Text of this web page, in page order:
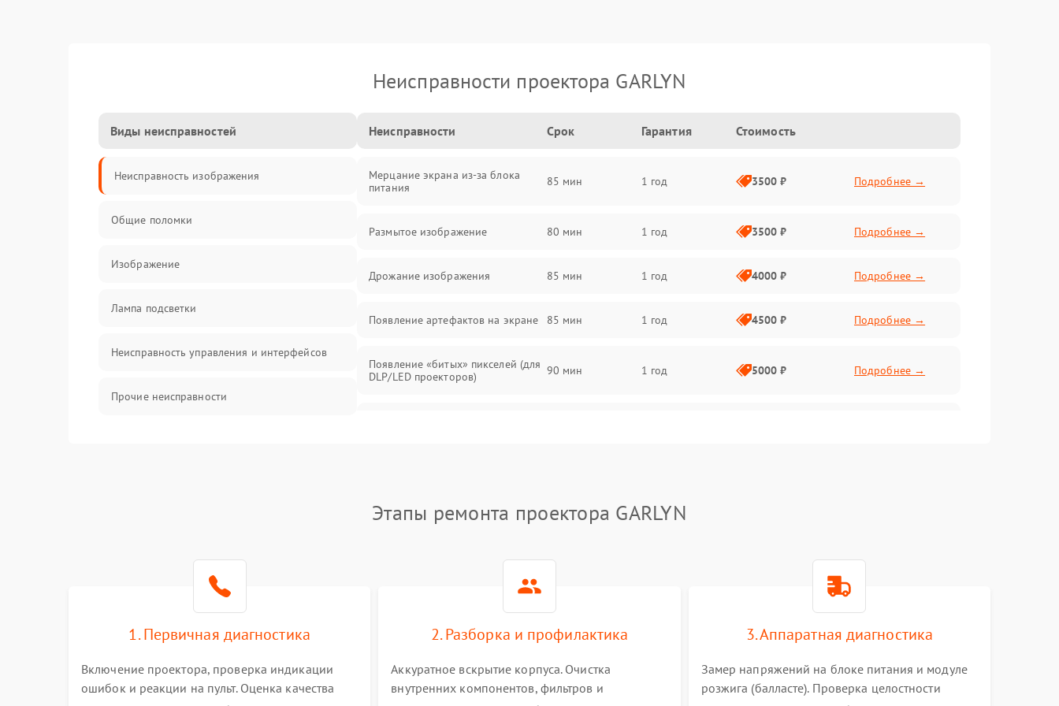
Неисправности проектора GARLYN
Виды неисправностей
Неисправность изображения
Общие поломки
Изображение
Лампа подсветки
Неисправность управления и интерфейсов
Прочие неисправности
Неисправности Срок Гарантия Стоимость
Мерцание экрана из-за блока
питания
85 мин 1 год 3500 ₽ Подробнее →
Размытое изображение 80 мин 1 год 3500 ₽ Подробнее →
Дрожание изображения 85 мин 1 год 4000 ₽ Подробнее →
Появление артефактов на экране 85 мин 1 год 4500 ₽ Подробнее →
Появление «битых» пикселей (для
DLP/LED проекторов)
90 мин 1 год 5000 ₽ Подробнее →
коррекция трапеции (Keystone)
Проблемы с масштабированием
80 мин 3500 ₽ Подробнее →
Этапы ремонта проектора GARLYN
1. Первичная диагностика
Включение проектора, проверка индикации
ошибок и реакции на пульт. Оценка качества
2. Разборка и профилактика
Аккуратное вскрытие корпуса. Очистка
внутренних компонентов, фильтров и
3. Аппаратная диагностика
Замер напряжений на блоке питания и модуле
розжига (балласте). Проверка целостности